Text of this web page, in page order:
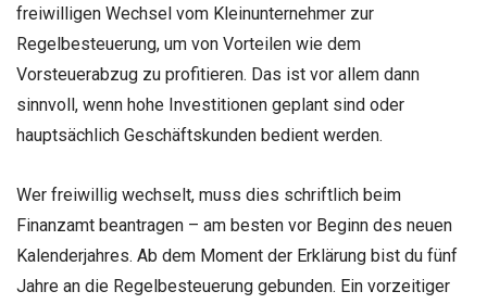
freiwilligen Wechsel vom Kleinunternehmer zur
Regelbesteuerung, um von Vorteilen wie dem
Vorsteuerabzug zu profitieren. Das ist vor allem dann
sinnvoll, wenn hohe Investitionen geplant sind oder
hauptsächlich Geschäftskunden bedient werden.
Wer freiwillig wechselt, muss dies schriftlich beim
Finanzamt beantragen – am besten vor Beginn des neuen
Kalenderjahres. Ab dem Moment der Erklärung bist du fünf
Jahre an die Regelbesteuerung gebunden. Ein vorzeitiger